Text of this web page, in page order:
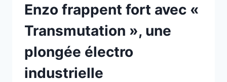
Enzo frappent fort avec «
Transmutation », une
plongée électro
industrielle